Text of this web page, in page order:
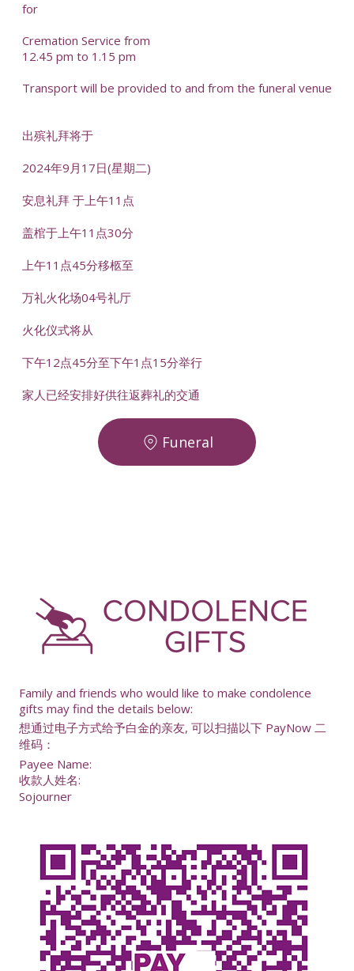
for
Cremation Service from
12.45 pm to 1.15 pm
Transport will be provided to and from the funeral venue
出殡礼拜将于
2024年9月17日(星期二)
安息礼拜 于上午11点
盖棺于上午11点30分
上午11点45分移柩至
万礼火化场04号礼厅
火化仪式将从
下午12点45分至下午1点15分举行
家人已经安排好供往返葬礼的交通
Funeral
Family and friends who would like to make condolence
gifts may find the details below:
想通过电子方式给予白金的亲友, 可以扫描以下 PayNow 二
维码：
Payee Name:
收款人姓名:
Sojourner